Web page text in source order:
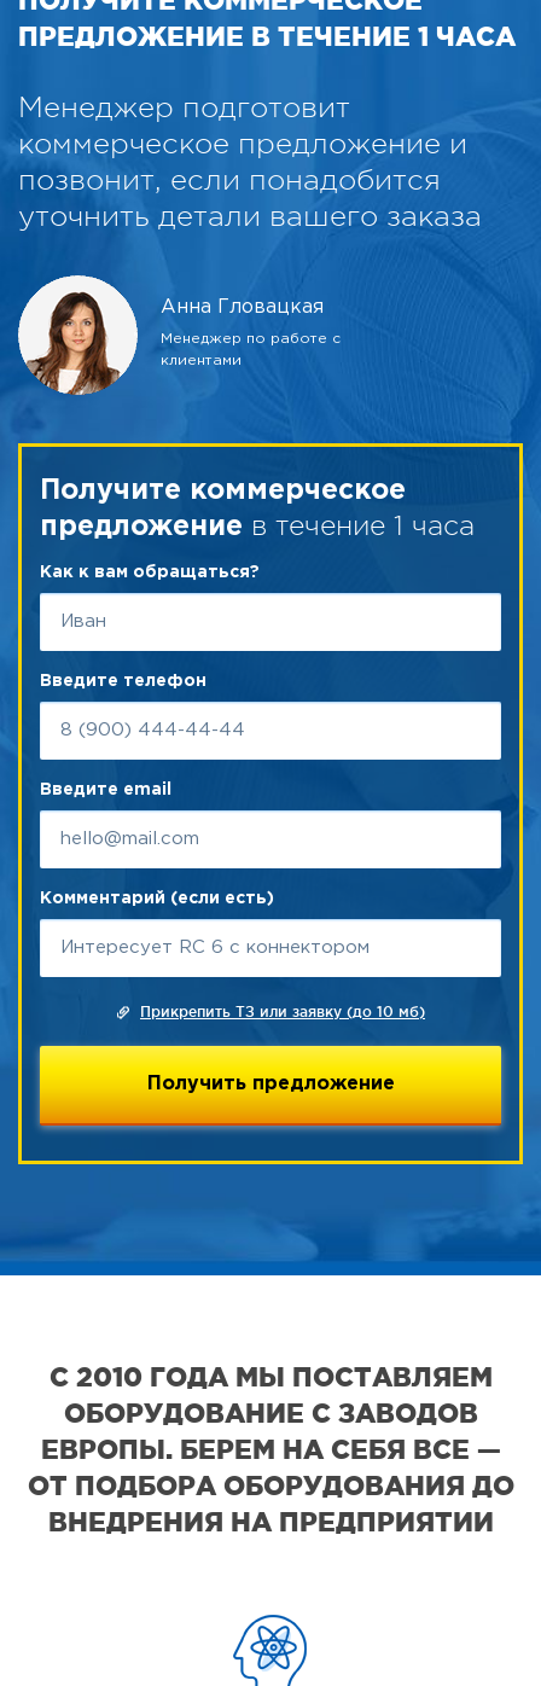
ПРЕДЛОЖЕНИЕ В ТЕЧЕНИЕ 1 ЧАСА
Менеджер подготовит
коммерческое предложение и
позвонит, если понадобится
уточнить детали вашего заказа
Анна Гловацкая
Менеджер по работе с
клиентами
Получите коммерческое
предложение в течение 1 часа
Как к вам обращаться?
Введите телефон
Введите email
Комментарий (если есть)
Прикрепить ТЗ или заявку (до 10 мб)
С 2010 ГОДА МЫ ПОСТАВЛЯЕМ
ОБОРУДОВАНИЕ С ЗАВОДОВ
ЕВРОПЫ. БЕРЕМ НА СЕБЯ ВСЕ —
ОТ ПОДБОРА ОБОРУДОВАНИЯ ДО
ВНЕДРЕНИЯ НА ПРЕДПРИЯТИИ